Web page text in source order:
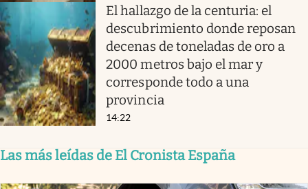
El hallazgo de la centuria: el
descubrimiento donde reposan
decenas de toneladas de oro a
2000 metros bajo el mar y
corresponde todo a una
provincia
14:22
Las más leídas de El Cronista España